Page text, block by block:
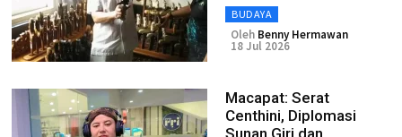
BUDAYA
Oleh Benny Hermawan
18 Jul 2026
Macapat: Serat
Centhini, Diplomasi
Sunan Giri dan